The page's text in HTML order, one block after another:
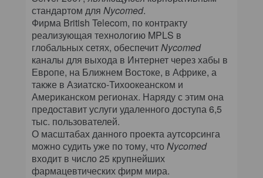
стандартом для Nycomed.
Фирма British Telecom, по контракту
реализующая технологию MPLS в
глобальных сетях, обеспечитNycomed
каналы для выхода в Интернет через хабы в
Европе, на Ближнем Востоке, в Африке, а
также в Азиатско-Тихоокеанском и
Американском регионах. Наряду с этим она
предоставит услуги удаленного доступа 6,5
тыс. пользователей.
О масштабах данного проекта аутсорсинга
можно судить уже по тому, чтоNycomed
входит в число 25 крупнейших
фармацевтических фирм мира.